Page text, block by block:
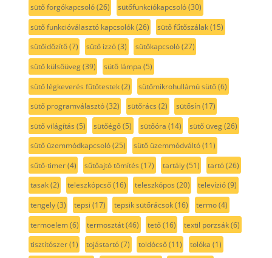
sütő forgókapcsoló(26) sütőfunkciókapcsoló(30)
sütő funkcióválasztó kapcsolók(26) sütő fűtőszálak(15)
sütőidőzítő(7) sütő izzó(3) sütőkapcsoló(27)
sütő külsőüveg(39) sütő lámpa (5)
sütő légkeverés fűtőtestek(2) sütőmikrohullámú sütő(6)
sütő programválasztó(32) sütőrács (2) sütősín(17)
sütő világítás (5) sütőégő(5) sütőóra (14) sütő üveg(26)
sütő üzemmódkapcsoló(25) sütő üzemmódváltó(11)
sűtő-timer(4) sűtőajtó tömítés (17) tartály(51) tartó(26)
tasak(2) teleszkópcső(16) teleszkópos (20) televízió(9)
tengely(3) tepsi (17) tepsik sütőrácsok(16) termo(4)
termoelem(6) termosztát(46) tető(16) textil porzsák(6)
tisztítószer(1) tojástartó(7) toldócső(11) tolóka (1)